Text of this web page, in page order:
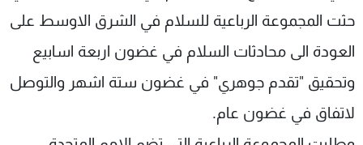
حثت المجموعة الرباعية للسلام في الشرق الاوسط على
العودة الى محادثات السلام في غضون اربعة اسابيع
وتحقيق "تقدم جوهري" في غضون ستة اشهر والتوصل
لاتفاق في غضون عام.